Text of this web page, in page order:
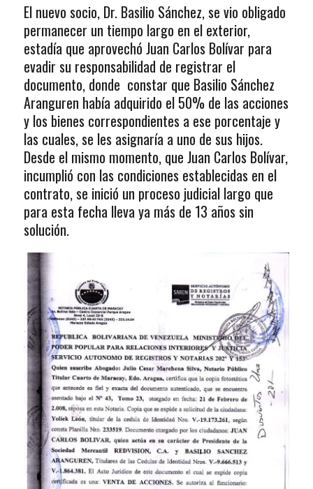
El nuevo socio, Dr. Basilio Sánchez, se vio obligado
permanecer un tiempo largo en el exterior,
estadía que aprovechó Juan Carlos Bolívar para
evadir su responsabilidad de registrar el
documento, donde constar que Basilio Sánchez
Aranguren había adquirido el 50% de las acciones
y los bienes correspondientes a ese porcentaje y
las cuales, se les asignaría a uno de sus hijos.
Desde el mismo momento, que Juan Carlos Bolívar,
incumplió con las condiciones establecidas en el
contrato, se inició un proceso judicial largo que
para esta fecha lleva ya más de 13 años sin
solución.